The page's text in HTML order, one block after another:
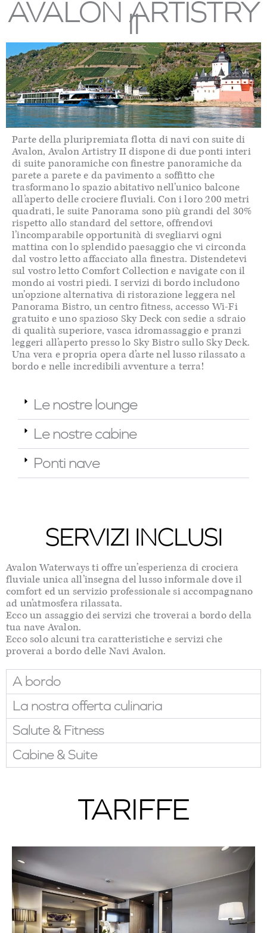
AVALON ARTISTRY
II
Parte della pluripremiata flotta di navi con suite di
Avalon, Avalon Artistry II dispone di due ponti interi
di suite panoramiche con finestre panoramiche da
parete a parete e da pavimento a soffitto che
trasformano lo spazio abitativo nell’unico balcone
all’aperto delle crociere fluviali. Con i loro 200 metri
quadrati, le suite Panorama sono più grandi del 30%
rispetto allo standard del settore, offrendovi
l’incomparabile opportunità di svegliarvi ogni
mattina con lo splendido paesaggio che vi circonda
dal vostro letto affacciato alla finestra. Distendetevi
sul vostro letto Comfort Collection e navigate con il
mondo ai vostri piedi. I servizi di bordo includono
un’opzione alternativa di ristorazione leggera nel
Panorama Bistro, un centro fitness, accesso Wi-Fi
gratuito e uno spazioso Sky Deck con sedie a sdraio
di qualità superiore, vasca idromassaggio e pranzi
leggeri all’aperto presso lo Sky Bistro sullo Sky Deck.
Una vera e propria opera d’arte nel lusso rilassato a
bordo e nelle incredibili avventure a terra!
Le nostre lounge
Le nostre cabine
Ponti nave
SERVIZI INCLUSI
Avalon Waterways ti offre un’esperienza di crociera
fluviale unica all’insegna del lusso informale dove il
comfort ed un servizio professionale si accompagnano
ad un’atmosfera rilassata.
Ecco un assaggio dei servizi che troverai a bordo della
tua nave Avalon.
Ecco solo alcuni tra caratteristiche e servizi che
proverai a bordo delle Navi Avalon.
A bordo
La nostra offerta culinaria
Salute & Fitness
Cabine & Suite
TARIFFE